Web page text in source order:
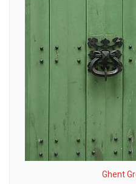
Ghent